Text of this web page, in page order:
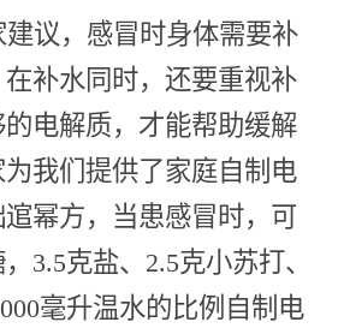
议，感冒时身体需要补
补水同时，还要重视补
电解质，才能帮助缓解
我们提供了家庭自制电
幂方，当患感冒时，可
3.5克盐、2.5克小苏打、
毫升温水的比例自制电